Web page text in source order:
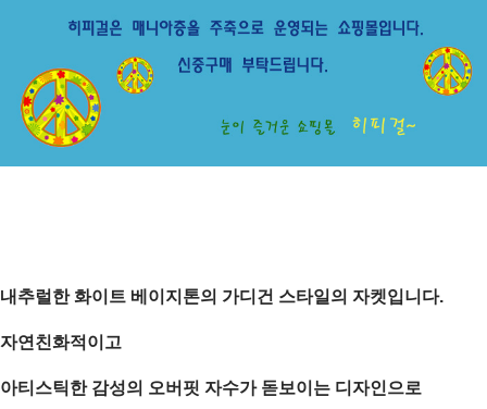
내추럴한 화이트 베이지톤의 가디건 스타일의 자켓입니다.
자연친화적이고
아티스틱한 감성의 오버핏 자수가 돋보이는 디자인으로